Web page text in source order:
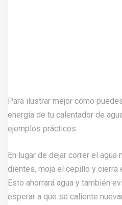
Para ilustrar mejor cómo
energía de tu calentador de
ejemplos prácticos:
En lugar de dejar correr el
dientes, moja el cepillo y
Esto ahorrará agua y también
esperar a que se caliente